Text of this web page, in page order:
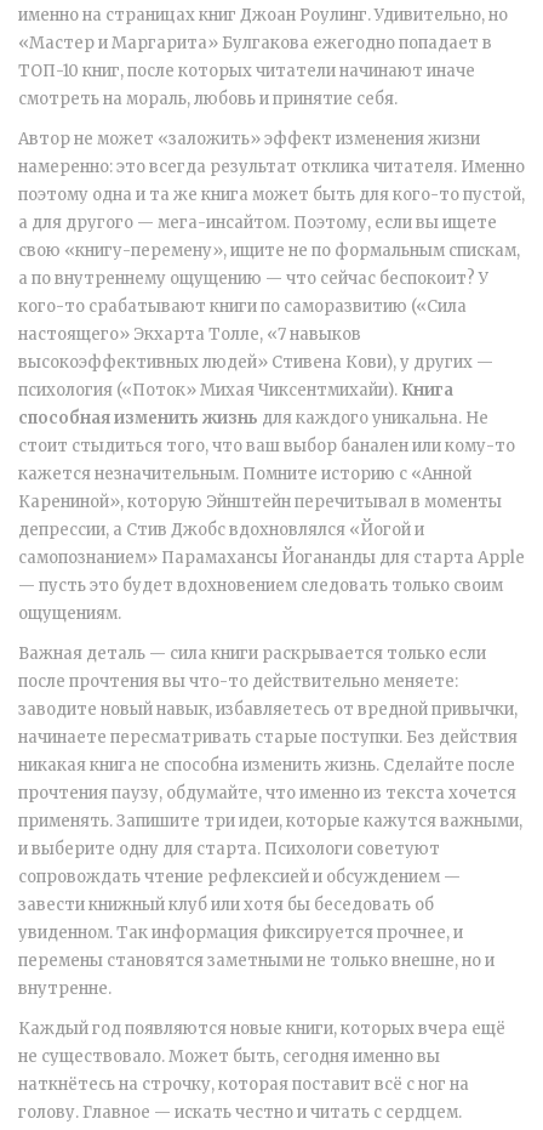
именно на страницах книг Джоан Роулинг. Удивительно, но
«Мастер и Маргарита» Булгакова ежегодно попадает в
ТОП-10 книг, после которых читатели начинают иначе
смотреть на мораль, любовь и принятие себя.
Автор не может «заложить» эффект изменения жизни
намеренно: это всегда результат отклика читателя. Именно
поэтому одна и та же книга может быть для кого-то пустой,
а для другого — мега-инсайтом. Поэтому, если вы ищете
свою «книгу-перемену», ищите не по формальным спискам,
а по внутреннему ощущению — что сейчас беспокоит? У
кого-то срабатывают книги по саморазвитию («Сила
настоящего» Экхарта Толле, «7 навыков
высокоэффективных людей» Стивена Кови), у других —
психология («Поток» Михая Чиксентмихайи). Книга
способная изменить жизнь для каждого уникальна. Не
стоит стыдиться того, что ваш выбор банален или кому-то
кажется незначительным. Помните историю с «Анной
Карениной», которую Эйнштейн перечитывал в моменты
депрессии, а Стив Джобс вдохновлялся «Йогой и
самопознанием» Парамахансы Йогананды для старта Apple
— пусть это будет вдохновением следовать только своим
ощущениям.
Важная деталь — сила книги раскрывается только если
после прочтения вы что-то действительно меняете:
заводите новый навык, избавляетесь от вредной привычки,
начинаете пересматривать старые поступки. Без действия
никакая книга не способна изменить жизнь. Сделайте после
прочтения паузу, обдумайте, что именно из текста хочется
применять. Запишите три идеи, которые кажутся важными,
и выберите одну для старта. Психологи советуют
сопровождать чтение рефлексией и обсуждением —
завести книжный клуб или хотя бы беседовать об
увиденном. Так информация фиксируется прочнее, и
перемены становятся заметными не только внешне, но и
внутренне.
Каждый год появляются новые книги, которых вчера ещё
не существовало. Может быть, сегодня именно вы
наткнётесь на строчку, которая поставит всё с ног на
голову. Главное — искать честно и читать с сердцем.